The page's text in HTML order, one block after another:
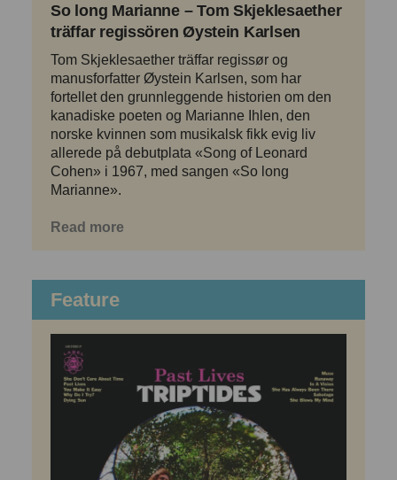
So long Marianne – Tom Skjeklesaether
träffar regissören Øystein Karlsen
Tom Skjeklesaether träffar regissør og
manusforfatter Øystein Karlsen, som har
fortellet den grunnleggende historien om den
kanadiske poeten og Marianne Ihlen, den
norske kvinnen som musikalsk fikk evig liv
allerede på debutplata «Song of Leonard
Cohen» i 1967, med sangen «So long
Marianne».
Read more
Feature